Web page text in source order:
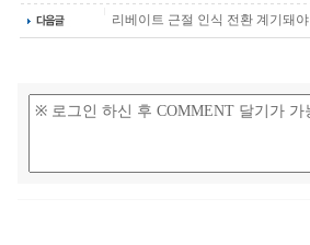
리베이트 근절 인식 전환 계기돼야